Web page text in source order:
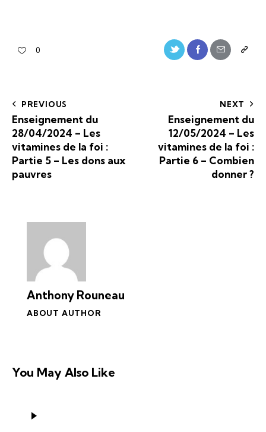
0
PREVIOUS
Enseignement du
28/04/2024 – Les
vitamines de la foi :
Partie 5 – Les dons aux
pauvres
NEXT
Enseignement du
12/05/2024 – Les
vitamines de la foi :
Partie 6 – Combien
donner ?
Anthony Rouneau
ABOUT AUTHOR
You May Also Like
audio